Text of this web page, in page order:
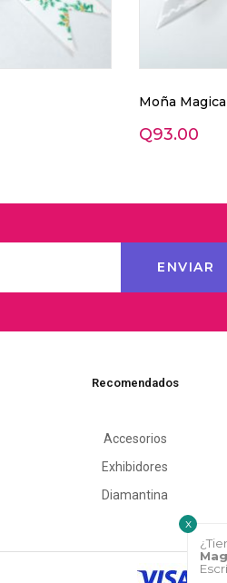
Moña
Q93.00
Recomendados
Accesorios
Exhibidores
Diamantina
x